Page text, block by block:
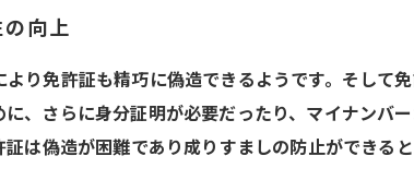
向上
り免許証も精巧に偽造できるようです。そして
、さらに身分証明が必要だったり、マイナンバ
は偽造が困難であり成りすましの防止ができると